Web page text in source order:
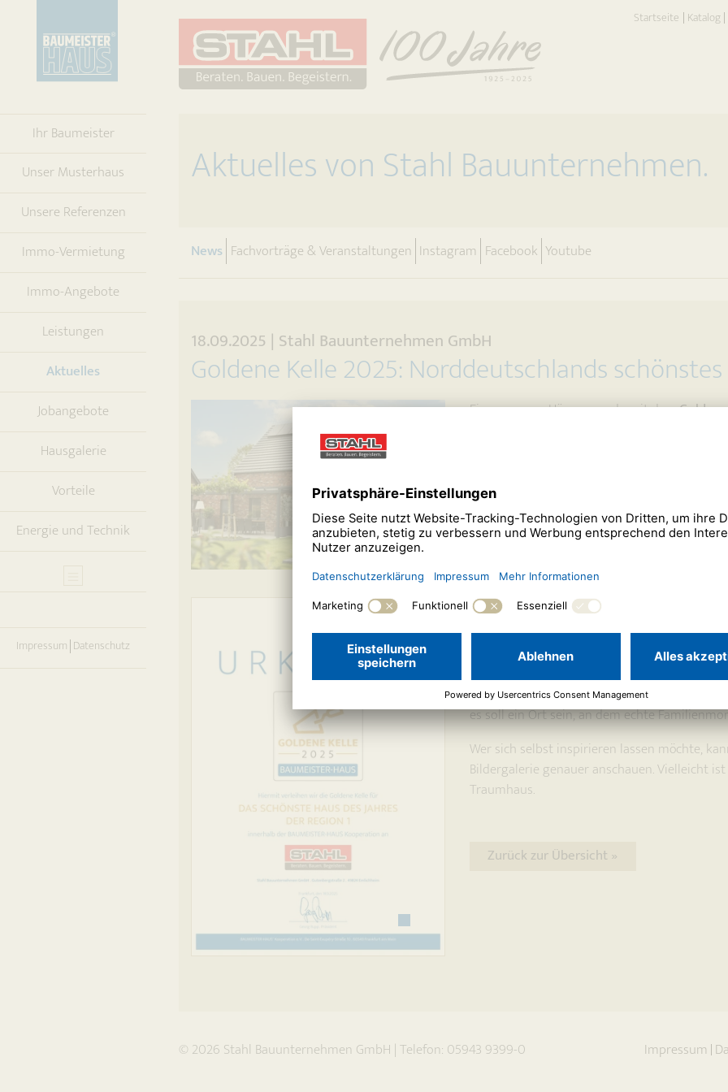
Ihr Baumeister
Unser Musterhaus
Unsere Referenzen
Immo-Vermietung
Immo-Angebote
Leistungen
Aktuelles
Jobangebote
Hausgalerie
Vorteile
Energie und Technik
Impressum Datenschutz
Startseite Katalog
Aktuelles von Stahl Bauunternehmen.
News (current)
Fachvorträge & Veranstaltungen Instagram Facebook Youtube
18.09.2025 | Stahl Bauunternehmen GmbH
Goldene Kelle 2025: Norddeutschlands
Eines unserer Häuser wurde mit der
Das prämierte Einfamilienhaus überzeugt
hochwertigen Klinkerfassade und einem
außen setzt das Haus ein starkes Zeichen –
Planung und hochwertige Materialien zu
Großzügige, lichtdurchflutete Räume
Wohn-, Ess- und Küchenbereich bildet den
gemeinsame Zeit mit Familie und Freunden.
gestaltete Rückzugsorte – von der
Haus zu einem Ort zum Wohlfühlen.
Die Auszeichnung unterstreicht, wie wichtig
Architektur, Funktionalität und Wohnqualität
es soll ein Ort sein, an dem echte
Wer sich selbst inspirieren lassen möchte,
Bildergalerie genauer anschauen. Vielleicht
Traumhaus.
Zurück zur Übersicht »
© 2026 Stahl Bauunternehmen GmbH |Telefon: 05943 9399-0 Impressum